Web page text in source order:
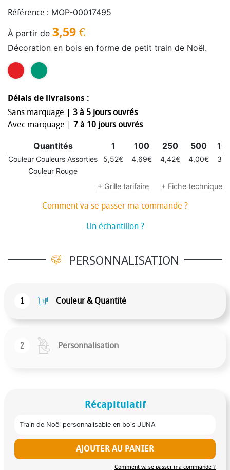
Référence : MOP-00017495
À partir de 3,59 €
Décoration en bois en forme de petit train de Noël.
Délais de livraisons :
Sans marquage | 3 à 5 jours ouvrés
Avec marquage | 7 à 10 jours ouvrés
Quantités 1 100 250 500
Couleur Couleurs Assorties 5,52€ 4,69€ 4,42€ 4,00€
Couleur Rouge
+ Grille tarifaire
+ Fiche technique
Comment va se passer ma commande ?
Un échantillon ?
PERSONNALISATION
1 Couleur & Quantité
2 Personnalisation
Récapitulatif
Train de Noël personnalisable en bois JUNA
AJOUTER AU PANIER
Comment va se passer ma commande ?